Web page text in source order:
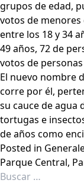
grupos de edad,
votos de menores
entre los 18 y 34
49 años, 72 de
votos de
El nuevo nombre
corre por él,
su cauce de agua
tortugas e
de años como
Posted in
Parque Central,
Buscar: